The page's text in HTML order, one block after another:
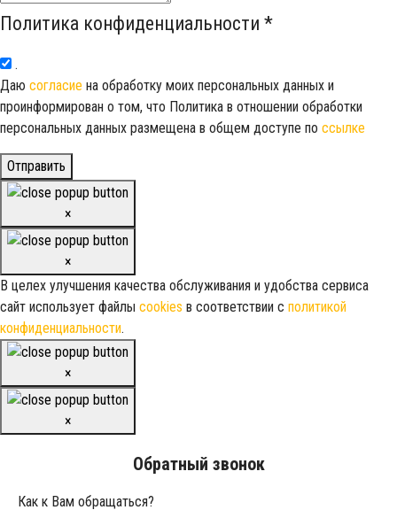
Политика конфиденциальности *
.
Даю согласие на обработку моих персональных данных и
проинформирован о том, что Политика в отношении обработки
персональных данных размещена в общем доступе по ссылке
Отправить
×
×
В целех улучшения качества обслуживания и удобства сервиса
сайт использует файлы cookies в соответствии с политикой
конфиденциальности.
×
×
Обратный звонок
Как к Вам обращаться?